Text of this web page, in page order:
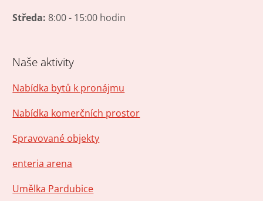
Středa: 8:00 - 15:00 hodin
Naše aktivity
Nabídka bytů k pronájmu
Nabídka komerčních prostor
Spravované objekty
enteria arena
Umělka Pardubice